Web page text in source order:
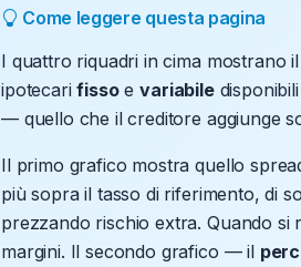
Come leggere questa pagina
I quattro riquadri in cima mostrano il
ipotecarifissoevariabile
— quello che il creditore aggiunge
Il primo grafico mostra quello
più sopra il tasso di riferimento, di
prezzando rischio extra. Quando si
margini. Il secondo grafico — il